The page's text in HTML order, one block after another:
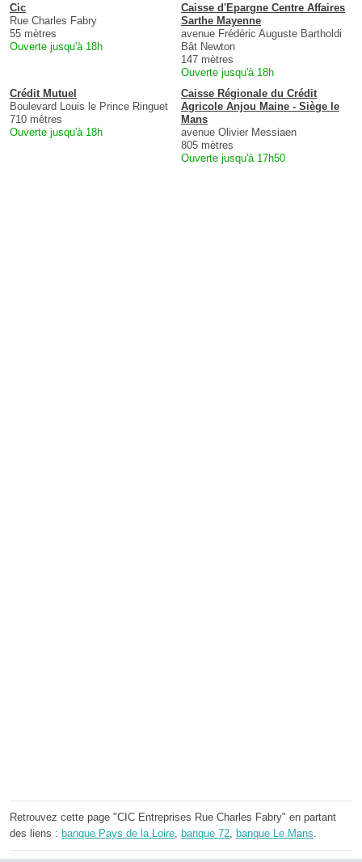
Cic
Rue Charles Fabry
55 mètres
Ouverte jusqu'à 18h
Caisse d'Epargne Centre Affaires
Sarthe Mayenne
avenue Frédéric Auguste Bartholdi
Bât Newton
147 mètres
Ouverte jusqu'à 18h
Crédit Mutuel
Boulevard Louis le Prince Ringuet
710 mètres
Ouverte jusqu'à 18h
Caisse Régionale du Crédit
Agricole Anjou Maine - Siège le
Mans
avenue Olivier Messiaen
805 mètres
Ouverte jusqu'à 17h50
Retrouvez cette page "CIC Entreprises Rue Charles Fabry" en partant
des liens : banque Pays de la Loire banque 72 banque Le Mans